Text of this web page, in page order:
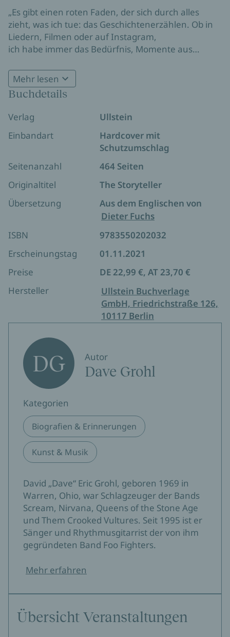
„Es gibt einen roten Faden, der sich durch alles
zieht, was ich tue: das Geschichtenerzählen. Ob in
Liedern, Filmen oder auf Instagram,
ich habe immer das Bedürfnis, Momente aus
Dave Grohl ist ein Weltstar auf den Musikbühnen.
Und er ist ein fulminanter Erzähler. Von den
Geschichten seines Lebens handelt sein Buch: von
einschneidenden Erlebnissen in Kindheit und
Jugend, vom Aufbruch aus der Familie in die Welt
der Musik, von eindrücklichen Begegnungen,
einem Auftritt im Weißen Haus oder auch einem
partysprengenden Feuerwerk bei einer
Familienfeier … Grohl schildert ein Leben in voller
Lautstärke, das reich ist an lustigen Absurditäten
wie auch berührenden Momenten.
Mehr lesen
Buchdetails
Verlag
Ullstein
Einbandart
Hardcover mit
Schutzumschlag
Seitenanzahl
464 Seiten
Originaltitel
The Storyteller
Übersetzung
Aus dem Englischen von
Dieter Fuchs
ISBN
9783550202032
Erscheinungstag
01.11.2021
Preise
DE 22,99 €, AT 23,70 €
Hersteller
Ullstein Buchverlage
GmbH, Friedrichstraße 126,
10117 Berlin
DG Autor
Dave Grohl
Kategorien
Biografien & Erinnerungen
Kunst & Musik
David „Dave“ Eric Grohl, geboren 1969 in
Warren, Ohio, war Schlagzeuger der Bands
Scream, Nirvana, Queens of the Stone Age
und Them Crooked Vultures. Seit 1995 ist er
Sänger und Rhythmusgitarrist der von ihm
gegründeten Band Foo Fighters.
Mehr erfahren
Übersicht Veranstaltungen